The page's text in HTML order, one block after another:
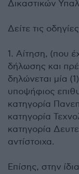
Δικαστικών
Δείτε τις
1. Αίτηση, (που
δήλωσης και
δηλώνεται μία
υποψήφιος
κατηγορία
κατηγορία
κατηγορία
αντίστοιχα.
Επίσης, στην